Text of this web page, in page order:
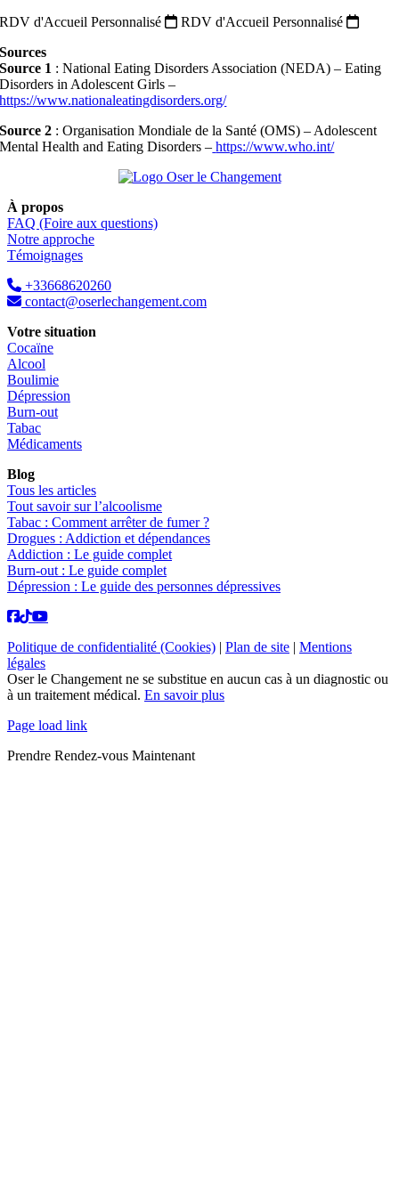
RDV d'Accueil Personnalisé
RDV d'Accueil Personnalisé
Sources
Source 1 : National Eating Disorders Association (NEDA) – Eating
Disorders in Adolescent Girls –
https://www.nationaleatingdisorders.org/
Source 2 : Organisation Mondiale de la Santé (OMS) – Adolescent
Mental Health and Eating Disorders – https://www.who.int/
À propos
FAQ (Foire aux questions)
Notre approche
Témoignages
+33668620260
contact@oserlechangement.com
Votre situation
Cocaïne
Alcool
Boulimie
Dépression
Burn-out
Tabac
Médicaments
Blog
Tous les articles
Tout savoir sur l’alcoolisme
Tabac : Comment arrêter de fumer ?
Drogues : Addiction et dépendances
Addiction : Le guide complet
Burn-out : Le guide complet
Dépression : Le guide des personnes dépressives
Politique de confidentialité (Cookies) | Plan de site | Mentions
légales
Oser le Changement ne se substitue en aucun cas à un diagnostic ou
à un traitement médical. En savoir plus
Page load link
Prendre Rendez-vous Maintenant